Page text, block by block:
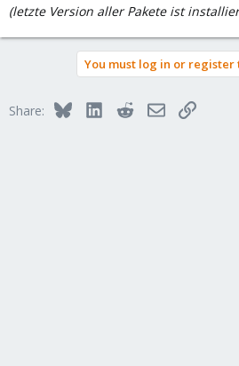
(letzte Version aller Pakete ist
You must log in or register
Share: BlueskyLinkedInRedditEmailLink